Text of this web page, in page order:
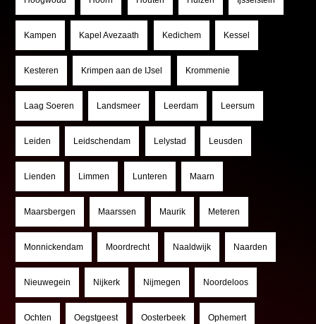
Kampen Kapel Avezaath Kedichem Kessel
Kesteren Krimpen aan de IJsel Krommenie
Laag Soeren Landsmeer Leerdam Leersum
Leiden Leidschendam Lelystad Leusden
Lienden Limmen Lunteren Maarn
Maarsbergen Maarssen Maurik Meteren
Monnickendam Moordrecht Naaldwijk Naarden
Nieuwegein Nijkerk Nijmegen Noordeloos
Ochten Oegstgeest Oosterbeek Ophemert